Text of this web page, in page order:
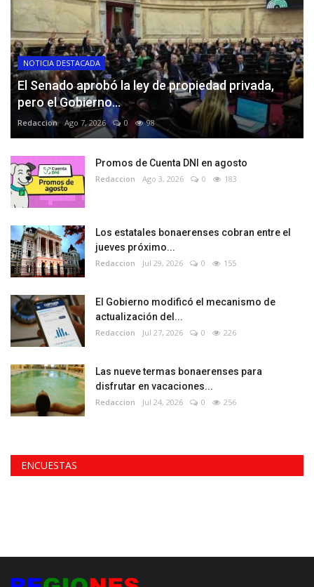
NOTICIA DESTACADA
El Senado aprobó la ley de propiedad privada,
pero el Gobierno...
Redaccion Ago 7, 2026 0 98
Promos de Cuenta DNI en agosto
Redaccion Ago 3, 2026 0 183
Los estatales bonaerenses cobran entre el
jueves próximo...
Redaccion Jul 29, 2026 0 155
El Gobierno modificó el mecanismo de
actualización del...
Redaccion Jul 27, 2026 0 226
Las nueve termas bonaerenses para
disfrutar en vacaciones...
Redaccion Jul 24, 2026 0 256
ENCUESTAS